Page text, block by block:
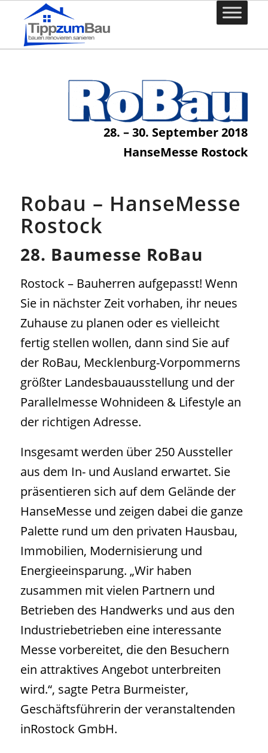
28. – 30. September 2018
HanseMesse Rostock
Robau – HanseMesse
Rostock
28. Baumesse RoBau
Rostock – Bauherren aufgepasst! Wenn
Sie in nächster Zeit vorhaben, ihr neues
Zuhause zu planen oder es vielleicht
fertig stellen wollen, dann sind Sie auf
der RoBau, Mecklenburg-Vorpommerns
größter Landesbauausstellung und der
Parallelmesse Wohnideen & Lifestyle an
der richtigen Adresse.
Insgesamt werden über 250 Aussteller
aus dem In- und Ausland erwartet. Sie
präsentieren sich auf dem Gelände der
HanseMesse und zeigen dabei die ganze
Palette rund um den privaten Hausbau,
Immobilien, Modernisierung und
Energieeinsparung. „Wir haben
zusammen mit vielen Partnern und
Betrieben des Handwerks und aus den
Industriebetrieben eine interessante
Messe vorbereitet, die den Besuchern
ein attraktives Angebot unterbreiten
wird.“, sagte Petra Burmeister,
Geschäftsführerin der veranstaltenden
inRostock GmbH.